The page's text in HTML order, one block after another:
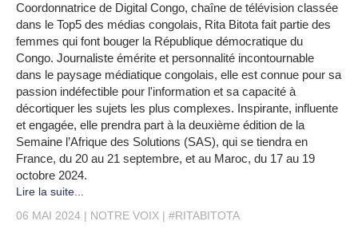
Coordonnatrice de Digital Congo, chaîne de télévision classée
dans le Top5 des médias congolais, Rita Bitota fait partie des
femmes qui font bouger la République démocratique du
Congo. Journaliste émérite et personnalité incontournable
dans le paysage médiatique congolais, elle est connue pour sa
passion indéfectible pour l'information et sa capacité à
décortiquer les sujets les plus complexes. Inspirante, influente
et engagée, elle prendra part à la deuxième édition de la
Semaine l’Afrique des Solutions (SAS), qui se tiendra en
France, du 20 au 21 septembre, et au Maroc, du 17 au 19
octobre 2024.
Lire la suite...
06 MAI 2024
NOTRE VOIX #RITABITOTA